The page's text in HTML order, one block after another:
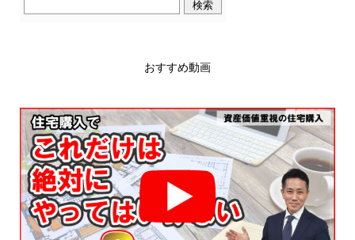
おすすめ動画